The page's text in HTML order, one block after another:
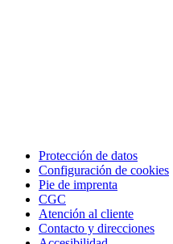
Protección de datos
Configuración de cookies
Pie de imprenta
CGC
Atención al cliente
Contacto y direcciones